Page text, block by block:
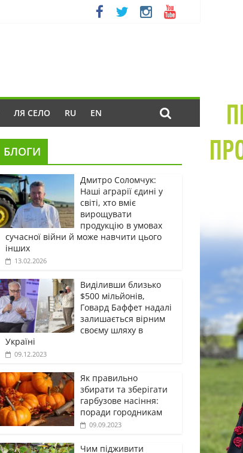
ЛЯ СЕЛО RU EN
БЛОГИ
Дмитро Соломчук:
Наші аграрії єдині у
світі, хто вміє
вирощувати
продукцію в умовах
сучасної війни й може навчити цього
інших
13.02.2026
Виділивши близько
$500 мільйонів,
Говард Баффет надалі
залишається вірним
своєму шляху в
Україні
09.12.2023
Як правильно
збирати та зберігати
гарбузове насіння:
поради городникам
09.09.2023
Чим підживити